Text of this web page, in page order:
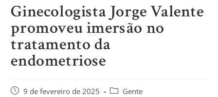
Ginecologista Jorge Valente
promoveu imersão no
tratamento da
endometriose
9 de fevereiro de 2025 Gente